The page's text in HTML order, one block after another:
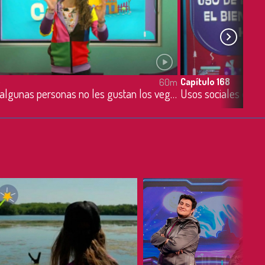
¿Por qué a algunas personas no les gustan los vegetales? - 29/11/2021
60m Capítulo 168
Usos sociales de